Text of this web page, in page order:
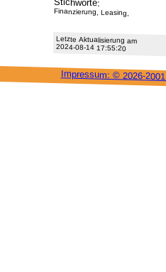
Stichworte:
Finanzierung, Leasing,
Letzte Aktu­alisie­rung am
2024-08-14 17:55:20
Impressum: © 2026-